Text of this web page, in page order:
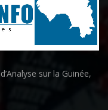
sur la Guinée,